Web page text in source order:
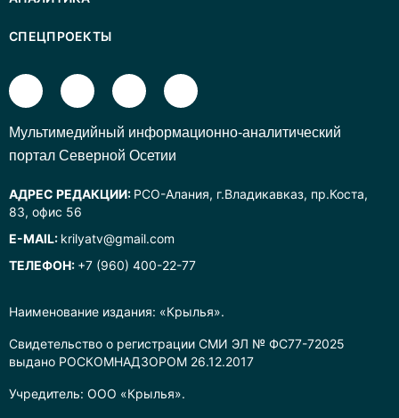
Наименование издания: «Крылья».
Свидетельство о регистрации СМИ ЭЛ № ФС77-72025
выдано РОСКОМНАДЗОРОМ 26.12.2017
Учредитель: ООО «Крылья».
СПЕЦПРОЕКТЫ
Mультимедийный информационно-аналитический
портал Северной Осетии
АДРЕС РЕДАКЦИИ: РСО-Алания, г.Владикавказ, пр.Коста,
83, офис 56
E-MAIL: krilyatv@gmail.com
ТЕЛЕФОН: +7 (960) 400-22-77